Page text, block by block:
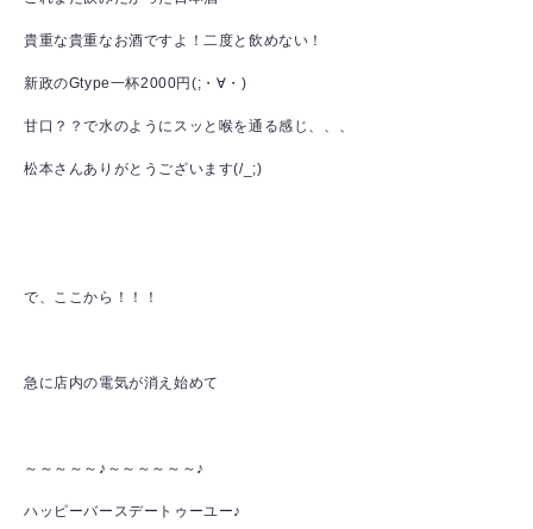
貴重な貴重なお酒ですよ！二度と飲めない！
新政のGtype一杯2000円(;・∀・)
甘口？？で水のようにスッと喉を通る感じ、、、
松本さんありがとうございます(/_;)
で、ここから！！！
急に店内の電気が消え始めて
～～～～～♪～～～～～～♪
ハッピーバースデートゥーユー♪